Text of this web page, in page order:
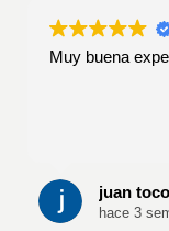
Muy buena
juan
hace 3